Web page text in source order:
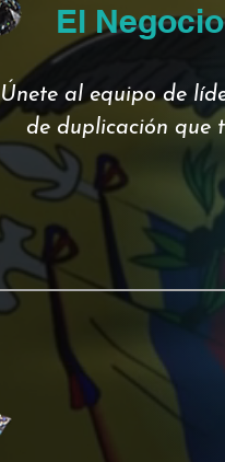
El
Únete al equipo de
de duplicación que